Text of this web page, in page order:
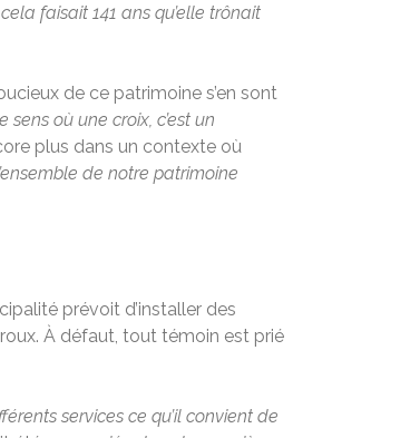
faisait 141 ans qu’elle trônait
de ce patrimoine s’en sont
où une croix, c’est un
plus dans un contexte où
de notre patrimoine
prévoit d’installer des
À défaut, tout témoin est prié
services ce qu’il convient de